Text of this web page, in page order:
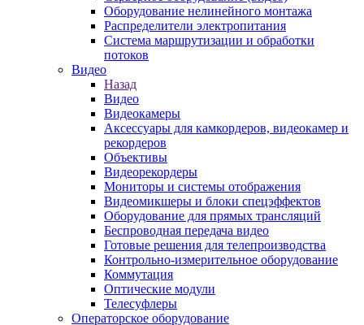
Оборудование нелинейного монтажа
Распределители электропитания
Система маршрутизации и обработки
потоков
Видео
Назад
Видео
Видеокамеры
Аксессуары для камкордеров, видеокамер и
рекордеров
Объективы
Видеорекордеры
Мониторы и системы отображения
Видеомикшеры и блоки спецэффектов
Оборудование для прямых трансляций
Беспроводная передача видео
Готовые решения для телепроизводства
Контрольно-измерительное оборудование
Коммутация
Оптические модули
Телесуфлеры
Операторское оборудование